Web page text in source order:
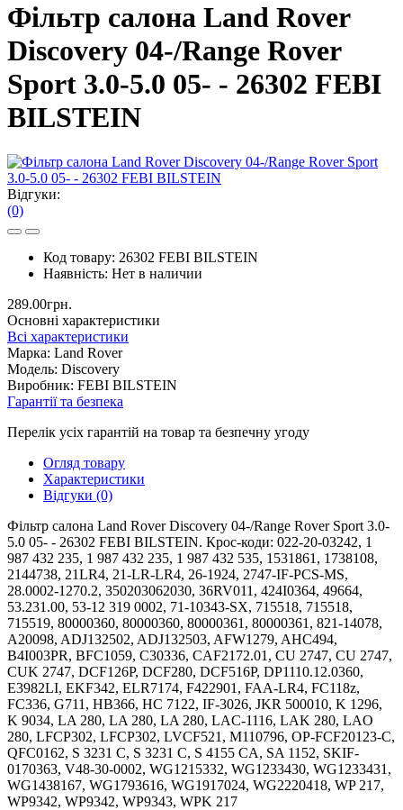
Фільтр салона Land Rover
Discovery 04-/Range Rover
Sport 3.0-5.0 05- - 26302 FEBI
BILSTEIN
Відгуки:
(0)
Код товару: 26302 FEBI BILSTEIN
Наявність: Нет в наличии
289.00грн.
Основні характеристики
Всі характеристики
Марка: Land Rover
Модель: Discovery
Виробник: FEBI BILSTEIN
Гарантії та безпека
Перелік усіх гарантій на товар та безпечну угоду
Огляд товару
Характеристики
Відгуки (0)
Фільтр салона Land Rover Discovery 04-/Range Rover Sport 3.0-
5.0 05- - 26302 FEBI BILSTEIN. Крос-коди: 022-20-03242, 1
987 432 235, 1 987 432 235, 1 987 432 535, 1531861, 1738108,
2144738, 21LR4, 21-LR-LR4, 26-1924, 2747-IF-PCS-MS,
28.0002-1270.2, 350203062030, 36RV011, 424I0364, 49664,
53.231.00, 53-12 319 0002, 71-10343-SX, 715518, 715518,
715519, 80000360, 80000360, 80000361, 80000361, 821-14078,
A20098, ADJ132502, ADJ132503, AFW1279, AHC494,
B4I003PR, BFC1059, C30336, CAF2172.01, CU 2747, CU 2747,
CUK 2747, DCF126P, DCF280, DCF516P, DP1110.12.0360,
E3982LI, EKF342, ELR7174, F422901, FAA-LR4, FC118z,
FC336, G711, HB366, HC 7122, IF-3026, JKR 500010, K 1296,
K 9034, LA 280, LA 280, LA 280, LAC-1116, LAK 280, LAO
280, LFCP302, LFCP302, LVCF521, M110796, OP-FCF20123-C,
QFC0162, S 3231 C, S 3231 C, S 4155 CA, SA 1152, SKIF-
0170363, V48-30-0002, WG1215332, WG1233430, WG1233431,
WG1438167, WG1793616, WG1917024, WG2220418, WP 217,
WP9342, WP9342, WP9343, WPK 217